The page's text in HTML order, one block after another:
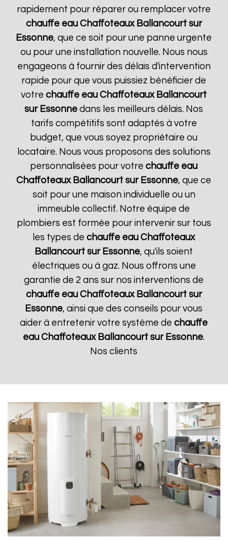
rapidement pour réparer ou remplacer votre
chauffe eau Chaffoteaux Ballancourt sur
Essonne, que ce soit pour une panne urgente
ou pour une installation nouvelle. Nous nous
engageons à fournir des délais d'intervention
rapide pour que vous puissiez bénéficier de
votrechauffe eau Chaffoteaux Ballancourt
sur Essonne dans les meilleurs délais. Nos
tarifs compétitifs sont adaptés à votre
budget, que vous soyez propriétaire ou
locataire. Nous vous proposons des solutions
personnalisées pour votrechauffe eau
Chaffoteaux Ballancourt sur Essonne, que ce
soit pour une maison individuelle ou un
immeuble collectif. Notre équipe de
plombiers est formée pour intervenir sur tous
les types dechauffe eau Chaffoteaux
Ballancourt sur Essonne, qu'ils soient
électriques ou à gaz. Nous offrons une
garantie de 2 ans sur nos interventions de
chauffe eau Chaffoteaux Ballancourt sur
Essonne, ainsi que des conseils pour vous
aider à entretenir votre système dechauffe
eau Chaffoteaux Ballancourt sur Essonne.
Nos clients